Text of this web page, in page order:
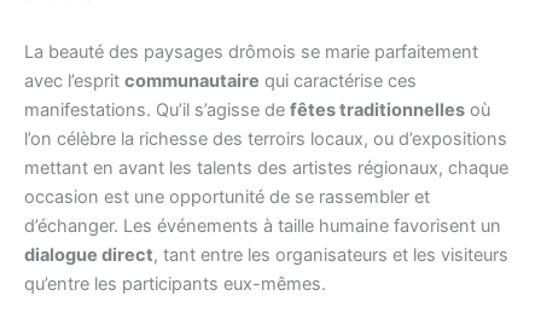
La beauté des paysages drômois se marie parfaitement
avec l’esprit communautaire qui caractérise ces
manifestations. Qu’il s’agisse de fêtes traditionnelles où
l’on célèbre la richesse des terroirs locaux, ou d’expositions
mettant en avant les talents des artistes régionaux, chaque
occasion est une opportunité de se rassembler et
d’échanger. Les événements à taille humaine favorisent un
dialogue direct, tant entre les organisateurs et les visiteurs
qu’entre les participants eux-mêmes.